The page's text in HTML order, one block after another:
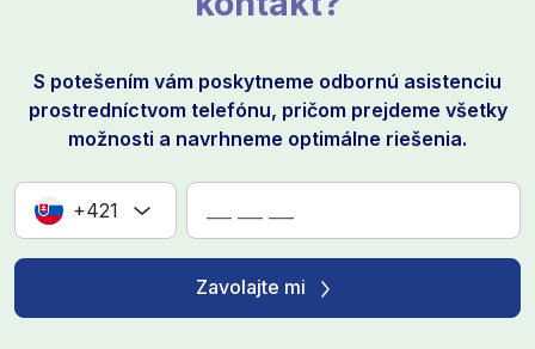
S potešením vám poskytneme odbornú asistenciu
prostredníctvom telefónu, pričom prejdeme všetky
možnosti a navrhneme optimálne riešenia.
+421
Zavolajte mi